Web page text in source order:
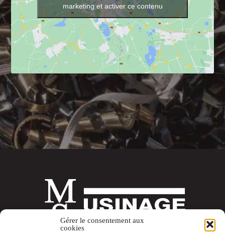
Gérer le consentement aux
cookies
marketing et activer ce contenu